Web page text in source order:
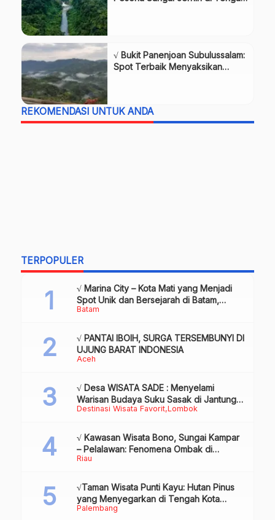
√ Bukit Panenjoan Subulussalam:
Spot Terbaik Menyaksikan
REKOMENDASI UNTUK ANDA
TERPOPULER
Batam
√ Marina City – Kota Mati yang Menjadi
Spot Unik dan Bersejarah di Batam,
Review & Info
Aceh
√ PANTAI IBOIH, SURGA TERSEMBUNYI DI
UJUNG BARAT INDONESIA
Destinasi Wisata Favorit Lombok
√ Desa WISATA SADE : Menyelami
Warisan Budaya Suku Sasak di Jantung
Lombok
Riau
√ Kawasan Wisata Bono, Sungai Kampar
– Pelalawan: Fenomena Ombak di
Tengah Sungai yang Mendunia, Review
Palembang
√Taman Wisata Punti Kayu: Hutan Pinus
yang Menyegarkan di Tengah Kota
Palembang